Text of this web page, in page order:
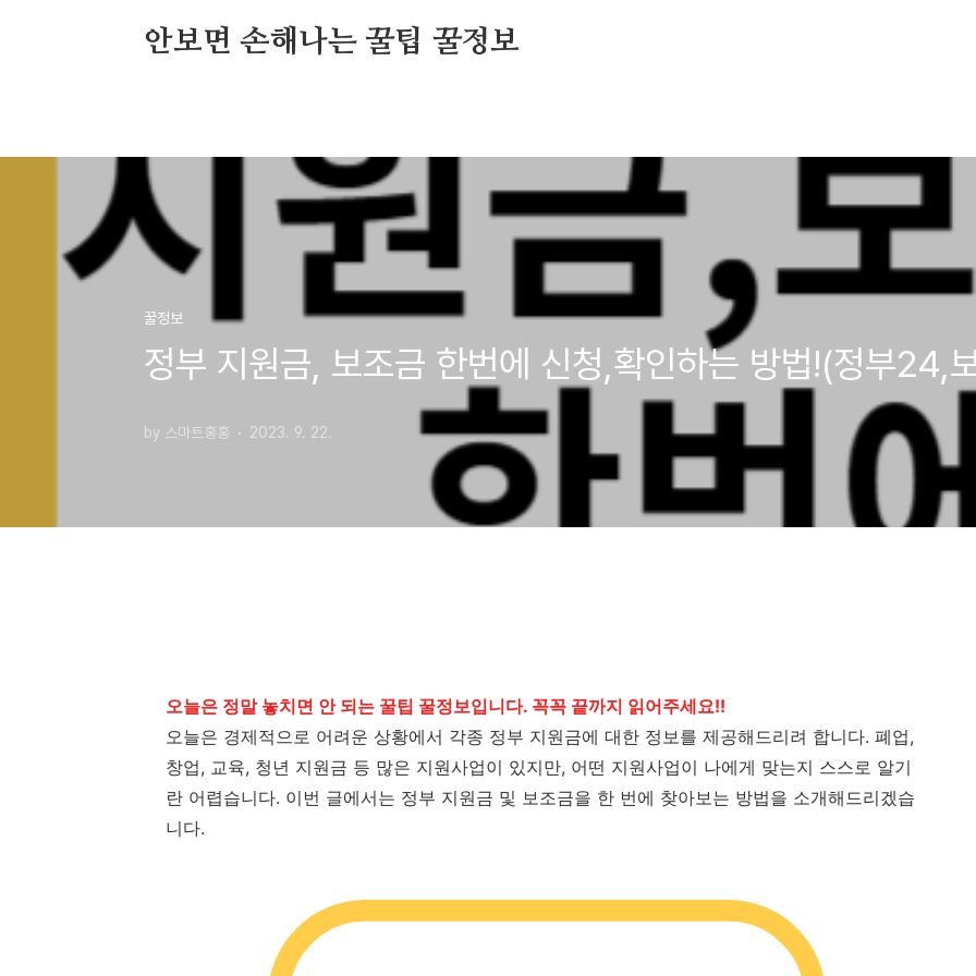
안보면 손해나는 꿀팁 꿀정보
꿀정보
정부 지원금, 보조금 한번에 신청,확인하는 방법!(정부24,
by 스마트홍홍 2023. 9. 22.
오늘은 정말 놓치면 안 되는 꿀팁 꿀정보입니다. 꼭꼭 끝까지 읽어주세요!!
오늘은 경제적으로 어려운 상황에서 각종 정부 지원금에 대한 정보를 제공해드리려 합니다. 폐업,
창업, 교육, 청년 지원금 등 많은 지원사업이 있지만, 어떤 지원사업이 나에게 맞는지 스스로 알기
란 어렵습니다. 이번 글에서는 정부 지원금 및 보조금을 한 번에 찾아보는 방법을 소개해드리겠습
니다.